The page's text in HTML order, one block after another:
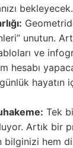
bekleyecek.
unutun.
ve
hesabı
hayatın
Tek
Artık bir
bilginizi hem